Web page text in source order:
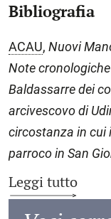
metropolitana di
Napoleone, viste
sede di Novara,
18 settembre il
conferma della
millecinquecento
ricevette a
febbraio del 1808
Udine, dove fu
la morte di Pietro
rimasta sede
dall’energico
Capellari, che
capacità di
Bibliografia
ACAU, Nuovi
Note
Baldassarre dei
arcivescovo di
circostanza in cui
parroco in San
Jacob e
L. Badini,
Leggi tutto